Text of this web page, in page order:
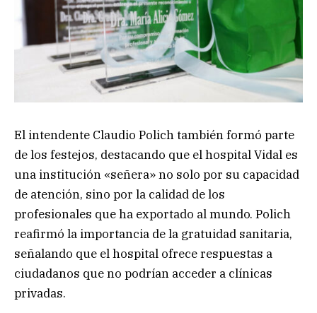
El intendente Claudio Polich también formó parte
de los festejos, destacando que el hospital Vidal es
una institución «señera» no solo por su capacidad
de atención, sino por la calidad de los
profesionales que ha exportado al mundo. Polich
reafirmó la importancia de la gratuidad sanitaria,
señalando que el hospital ofrece respuestas a
ciudadanos que no podrían acceder a clínicas
privadas.